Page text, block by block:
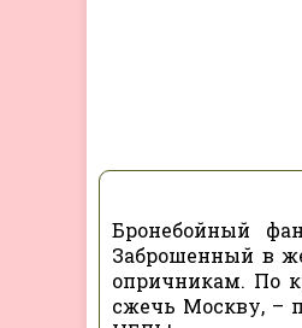
Бронебойный
Заброшенный в
опричникам. По
сжечь Москву, –